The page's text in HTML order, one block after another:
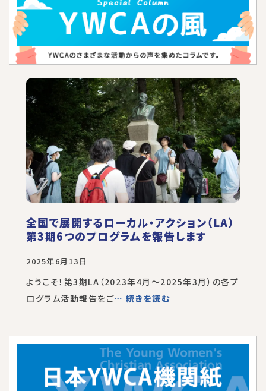
全国で展開するローカル・アクション（LA）
第3期6つのプログラムを報告します
2025年6月13日
ようこそ！第3期LA（2023年4月～2025年3月）の各プ
ログラム活動報告をご… 続きを読む